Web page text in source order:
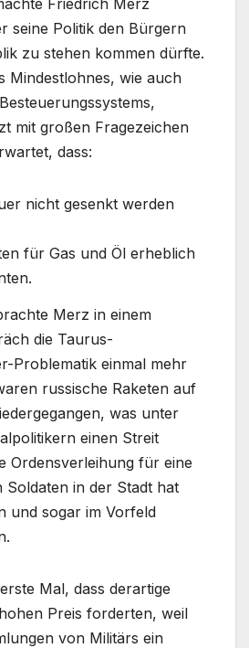
seine Politik den Bürgern
zu stehen kommen dürfte.
Mindestlohnes, wie auch
mit großen Fragezeichen
dass:
nicht gesenkt werden
für Gas und Öl erheblich
Merz in einem
die Taurus-
Problematik einmal mehr
russische Raketen auf
was unter
einen Streit
Ordensverleihung für eine
in der Stadt hat
und sogar im Vorfeld
Mal, dass derartige
Preis forderten, weil
von Militärs ein